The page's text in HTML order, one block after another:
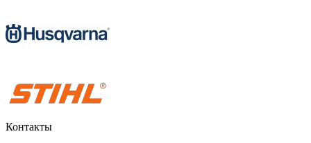
Контакты